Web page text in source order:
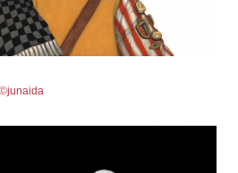
©junaida